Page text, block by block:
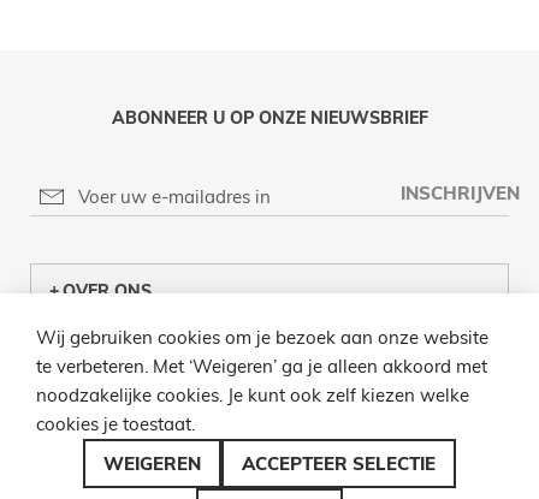
ABONNEER U OP ONZE NIEUWSBRIEF
INSCHRIJVEN
OVER ONS
KLANTENCENTRUM
INFO
BEL ONS
Wij gebruiken cookies om je bezoek aan onze website
te verbeteren. Met ‘Weigeren’ ga je alleen akkoord met
noodzakelijke cookies. Je kunt ook zelf kiezen welke
cookies je toestaat.
WEIGEREN
ACCEPTEER SELECTIE